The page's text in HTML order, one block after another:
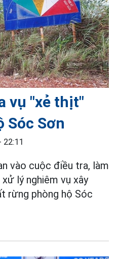
vụ "xẻ thịt"
Sóc Sơn
vào cuộc điều tra, làm
lý nghiêm vụ xây
rừng phòng hộ Sóc